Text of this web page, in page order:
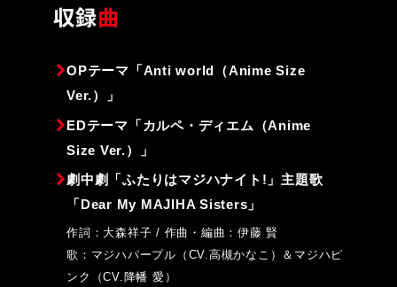
収録曲
OPテーマ「Anti world（Anime Size
Ver.）」
EDテーマ「カルペ・ディエム（Anime
Size Ver.）」
劇中劇「ふたりはマジハナイト!」主題歌
「Dear My MAJIHA Sisters」
作詞：大森祥子 / 作曲・編曲：伊藤 賢
歌：マジハパープル（CV.高槻かなこ）＆マジハピ
ンク（CV.降幡 愛）